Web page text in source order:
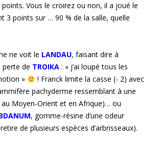
Vous le croirez ou non, il a joué le
3 points sur … 90 % de la salle, quelle
ne voit le LANDAU, faisant dire à
perte de TROIKA : « j’ai loupé tous les
»
! Franck limite la casse (- 2) avec
pachyderme ressemblant à une
Moyen-Orient et en Afrique)… ou
, gomme-résine d’une odeur
de plusieurs espèces d’arbrisseaux).